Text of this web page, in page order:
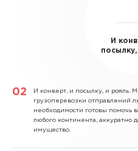
И
И конверт, и посылку, и рояль.
грузоперевозки отправлений
необходимости готовы помочь
любого континента, аккуратно
имущество.